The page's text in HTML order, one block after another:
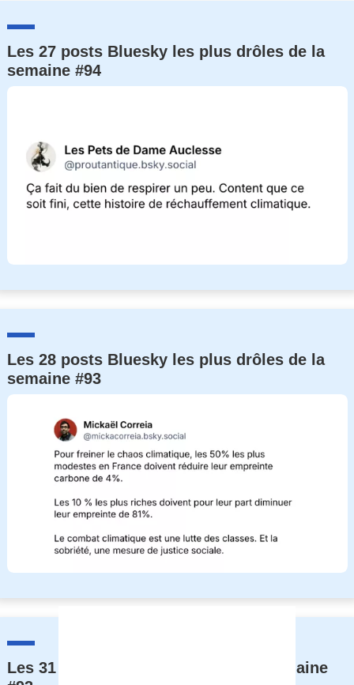
Les 27 posts Bluesky les plus drôles de la
semaine #94
Les 28 posts Bluesky les plus drôles de la
semaine #93
Les 31 posts les plus drôles de la semaine